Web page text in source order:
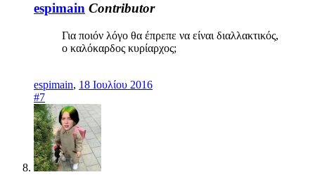
espimain Contributor
Για ποιόν λόγο θα έπρεπε να είναι διαλλακτικός,
ο καλόκαρδος κυρίαρχος;
espimain, 18 Ιουλίου 2016
#7